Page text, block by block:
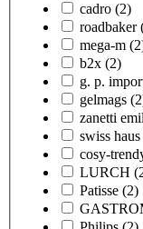
cadro (2)
roadbaker
mega-m
b2x (2)
g. p.
gelmags
zanetti
swiss haus
cosy-
LURCH
Patisse (2)